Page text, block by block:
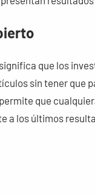
que los
sin tener que
que
a los últimos